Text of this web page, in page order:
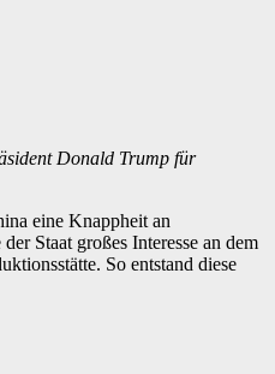
Donald Trump für
eine Knappheit an
Staat großes Interesse an dem
So entstand diese